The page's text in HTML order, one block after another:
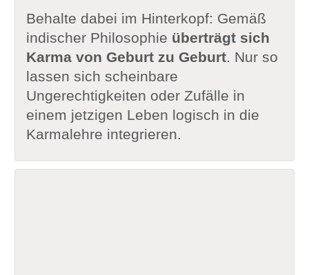
Behalte dabei im Hinterkopf: Gemäß
indischer Philosophie überträgt sich
Karma von Geburt zu Geburt. Nur so
lassen sich scheinbare
Ungerechtigkeiten oder Zufälle in
einem jetzigen Leben logisch in die
Karmalehre integrieren.